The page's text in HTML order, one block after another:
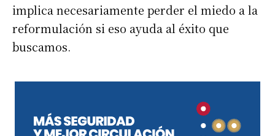
implica necesariamente perder el miedo a la
reformulación si eso ayuda al éxito que
buscamos.